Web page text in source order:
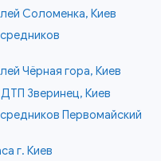
Соломенка, Киев
Чёрная гора, Киев
Зверинец, Киев
Первомайский
г. Киев